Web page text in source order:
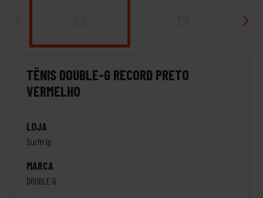
TÊNIS DOUBLE-G RECORD PRETO
VERMELHO
LOJA
Surftrip
MARCA
DOUBLE G